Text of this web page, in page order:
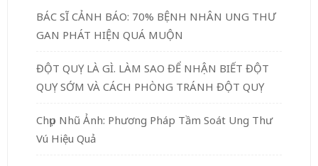
BÁC SĨ CẢNH BÁO: 70% BỆNH NHÂN UNG THƯ
GAN PHÁT HIỆN QUÁ MUỘN
ĐỘT QUỴ LÀ GÌ. LÀM SAO ĐỂ NHẬN BIẾT ĐỘT
QUỴ SỚM VÀ CÁCH PHÒNG TRÁNH ĐỘT QUỴ
Chụp Nhũ Ảnh: Phương Pháp Tầm Soát Ung Thư
Vú Hiệu Quả